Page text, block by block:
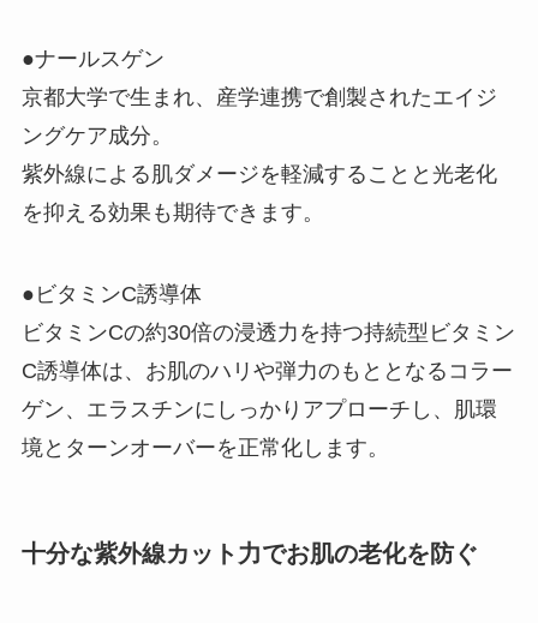
●ナールスゲン
京都大学で生まれ、産学連携で創製されたエイジ
ングケア成分。
紫外線による肌ダメージを軽減することと光老化
を抑える効果も期待できます。
●ビタミンC誘導体
ビタミンCの約30倍の浸透力を持つ持続型ビタミン
C誘導体は、お肌のハリや弾力のもととなるコラー
ゲン、エラスチンにしっかりアプローチし、肌環
境とターンオーバーを正常化します。
十分な紫外線カット力でお肌の老化を防ぐ